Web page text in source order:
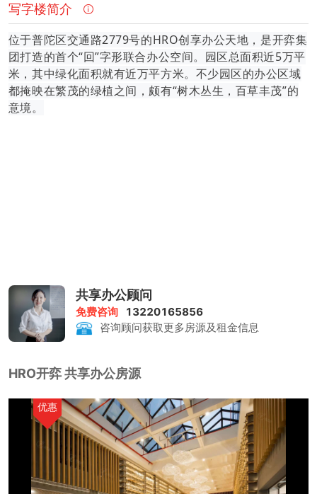
写字楼简介
位于普陀区交通路2779号的HRO创享办公天地，是开弈集
团打造的首个“回”字形联合办公空间。园区总面积近5万平
米，其中绿化面积就有近万平方米。不少园区的办公区域
都掩映在繁茂的绿植之间，颇有“树木丛生，百草丰茂”的
意境。
共享办公顾问
免费咨询
13220165856
咨询顾问获取更多房源及租金信息
HRO开弈 共享办公房源
优惠